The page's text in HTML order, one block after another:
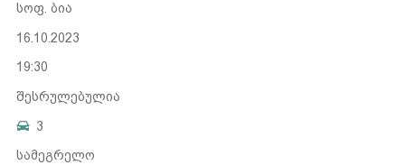
სოფ. ბია
16.10.2023
19:30
შესრულებულია
3
სამეგრელო